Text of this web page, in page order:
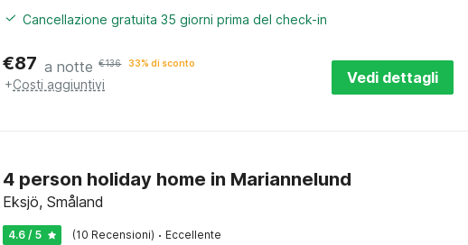
Cancellazione gratuita 35 giorni prima del check-in
€87 a notte €136 33% di sconto
+Costi aggiuntivi Vedi dettagli
4 person holiday home in Mariannelund
Eksjö, Småland
4.6 / 5 (10 Recensioni) · Eccellente